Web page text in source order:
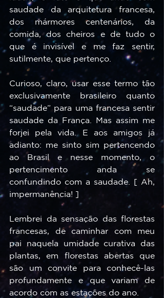
saudade da arquitetura francesa,
dos mármores centenários, da
comida, dos cheiros e de tudo o
que é invisível e me faz sentir,
sutilmente, que pertenço.
Curioso, claro, usar esse termo tão
exclusivamente brasileiro quanto
“saudade” para uma francesa sentir
saudade da França. Mas assim me
forjei pela vida. E aos amigos já
adianto: me sinto sim pertencendo
ao Brasil e nesse momento, o
pertencimento anda se
confundindo com a saudade. [ Ah,
impermanência! ]
Lembrei da sensação das florestas
francesas, de caminhar com meu
pai naquela umidade curativa das
plantas, em florestas abertas que
são um convite para conhecê-las
profundamente e que variam de
acordo com as estações do ano.